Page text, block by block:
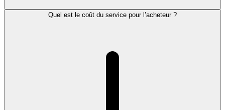
Quel est le coût du service pour l’acheteur ?